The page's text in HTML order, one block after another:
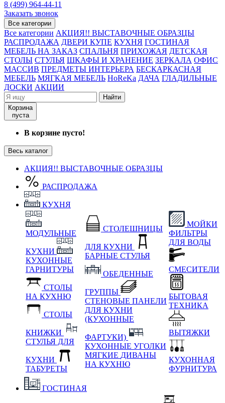
8 (499) 964-44-11
Заказать звонок
Все категории
Все категории АКЦИЯ!! ВЫСТАВОЧНЫЕ ОБРАЗЦЫ
РАСПРОДАЖА ДВЕРИ КУПЕ КУХНЯ ГОСТИНАЯ
МЕБЕЛЬ НА ЗАКАЗ СПАЛЬНЯ ПРИХОЖАЯ ДЕТСКАЯ
СТОЛЫ СТУЛЬЯ ШКАФЫ И ХРАНЕНИЕ ЗЕРКАЛА ОФИС
МАССИВ ПРЕДМЕТЫ ИНТЕРЬЕРА БЕСКАРКАСНАЯ
МЕБЕЛЬ МЯГКАЯ МЕБЕЛЬ HoReKa ДАЧА ГЛАДИЛЬНЫЕ
ДОСКИ АКЦИИ
Найти
Корзина
пуста
В корзине пусто!
Весь каталог
АКЦИЯ!! ВЫСТАВОЧНЫЕ ОБРАЗЦЫ
РАСПРОДАЖА
КУХНЯ
МОДУЛЬНЫЕ
КУХНИ
КУХОННЫЕ
ГАРНИТУРЫ
СТОЛЫ
НА КУХНЮ
СТОЛЫ
КНИЖКИ
СТУЛЬЯ ДЛЯ
КУХНИ
ТАБУРЕТЫ
СТОЛЕШНИЦЫ
ДЛЯ КУХНИ
БАРНЫЕ СТУЛЬЯ
ОБЕДЕННЫЕ
ГРУППЫ
СТЕНОВЫЕ ПАНЕЛИ
ДЛЯ КУХНИ
(КУХОННЫЕ
ФАРТУКИ)
КУХОННЫЕ УГОЛКИ
МЯГКИЕ ДИВАНЫ
НА КУХНЮ
МОЙКИ
ФИЛЬТРЫ
ДЛЯ ВОДЫ
СМЕСИТЕЛИ
БЫТОВАЯ
ТЕХНИКА
ВЫТЯЖКИ
КУХОННАЯ
ФУРНИТУРА
ГОСТИНАЯ